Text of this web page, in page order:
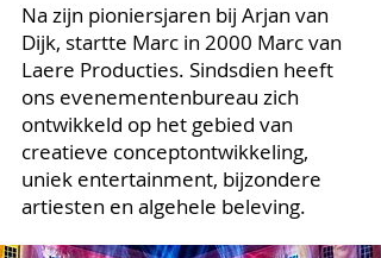
Na zijn pioniersjaren bij Arjan van
Dijk, startte Marc in 2000 Marc van
Laere Producties. Sindsdien heeft
ons evenementenbureau zich
ontwikkeld op het gebied van
creatieve conceptontwikkeling,
uniek entertainment, bijzondere
artiesten en algehele beleving.